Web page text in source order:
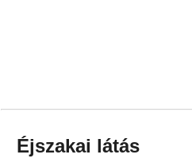
Éjszakai látás